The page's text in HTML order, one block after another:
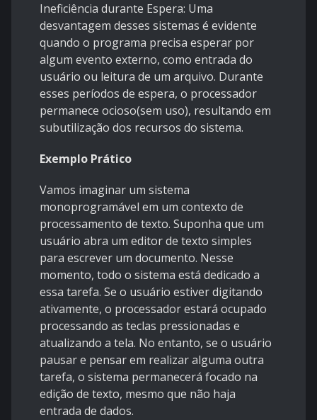
Ineficiência durante Espera: Uma
desvantagem desses sistemas é evidente
quando o programa precisa esperar por
algum evento externo, como entrada do
usuário ou leitura de um arquivo. Durante
esses períodos de espera, o processador
permanece ocioso(sem uso), resultando em
subutilização dos recursos do sistema.
Exemplo Prático
Vamos imaginar um sistema
monoprogramável em um contexto de
processamento de texto. Suponha que um
usuário abra um editor de texto simples
para escrever um documento. Nesse
momento, todo o sistema está dedicado a
essa tarefa. Se o usuário estiver digitando
ativamente, o processador estará ocupado
processando as teclas pressionadas e
atualizando a tela. No entanto, se o usuário
pausar e pensar em realizar alguma outra
tarefa, o sistema permanecerá focado na
edição de texto, mesmo que não haja
entrada de dados.